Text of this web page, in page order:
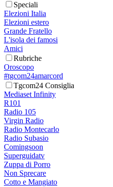
Speciali
Elezioni Italia
Elezioni estero
Grande Fratello
L'isola dei famosi
Amici
Rubriche
Oroscopo
#tgcom24amarcord
Tgcom24 Consiglia
Mediaset Infinity
R101
Radio 105
Virgin Radio
Radio Montecarlo
Radio Subasio
Comingsoon
Superguidatv
Zuppa di Porro
Non Sprecare
Cotto e Mangiato